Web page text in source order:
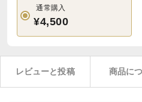
通常購入
¥4,500
レビューと投稿 商品に